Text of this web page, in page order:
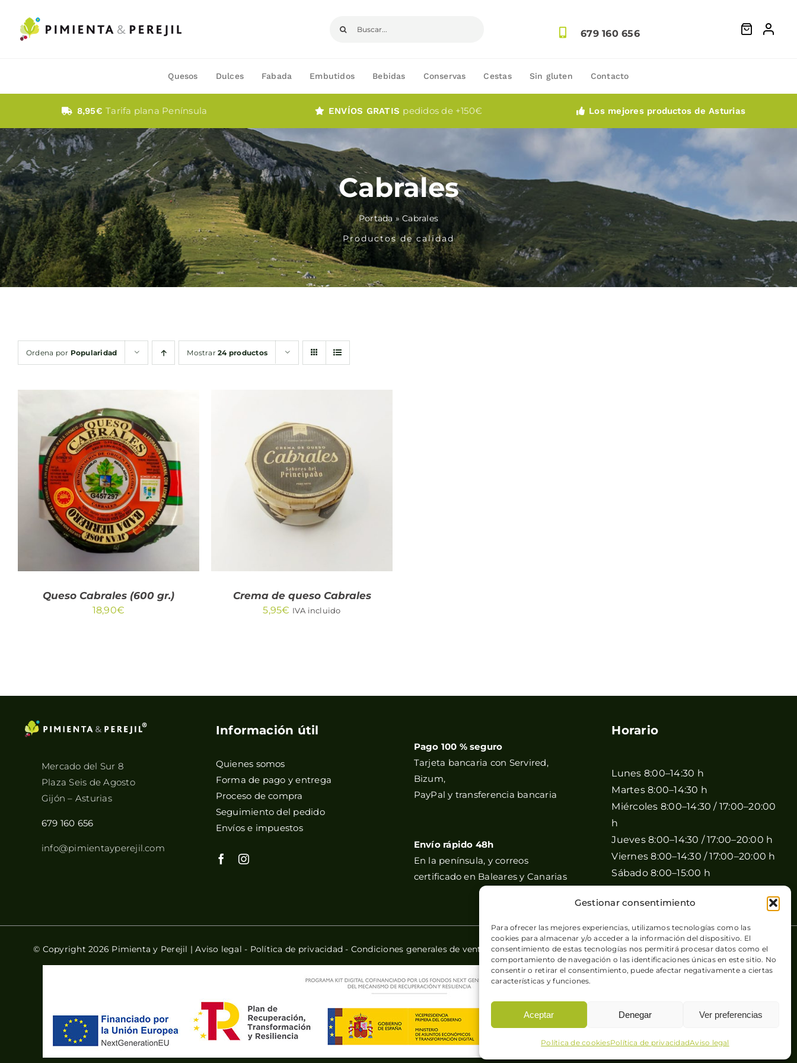
Gestionar consentimiento
Para ofrecer las mejores experiencias, utilizamos tecnologías como las
cookies para almacenar y/o acceder a la información del dispositivo. El
consentimiento de estas tecnologías nos permitirá procesar datos como el
comportamiento de navegación o las identificaciones únicas en este sitio. No
consentir o retirar el consentimiento, puede afectar negativamente a ciertas
características y funciones.
Aceptar Denegar Ver preferencias
Política de cookiesPolítica de privacidadAviso legal
contenido
679 160 656
Quesos Dulces Fabada Embutidos Bebidas Conservas Cestas Sin gluten Contacto
8,95€Tarifa plana Península ENVÍOS GRATIS pedidos de +150€ Los mejores productos de Asturias
Cabrales
Portada »Cabrales
Productos de calidad
Ordena por Popularidad Mostrar24 productos
AÑADIR AL CARRITO
/
QUICK VIEW
Queso Cabrales (600 gr.)
18,90€
AÑADIR AL CARRITO
/
QUICK VIEW
Crema de queso Cabrales
5,95€ IVA incluido
Mercado del Sur 8
Plaza Seis de Agosto
Gijón – Asturias
679 160 656
info@pimientayperejil.com
Información útil
Quienes somos
Forma de pago y entrega
Proceso de compra
Seguimiento del pedido
Envíos e impuestos
Pago 100 % seguro
Tarjeta bancaria con Servired,
Bizum,
PayPal y transferencia bancaria
Envío rápido 48h
En la península, y correos
certificado en Baleares y Canarias
Horario
Lunes 8:00–14:30 h
Martes 8:00–14:30 h
Miércoles 8:00–14:30 / 17:00–20:00
h
Jueves 8:00–14:30 / 17:00–20:00 h
Viernes 8:00–14:30 / 17:00–20:00 h
Sábado 8:00–15:00 h
Domingo Cerrado
© Copyright 2026 Pimienta y Perejil |Aviso legal - Política de privacidad- Condiciones generales de venta -Política de cookies| Sitio web desarrollado por+QueGusto S.C.